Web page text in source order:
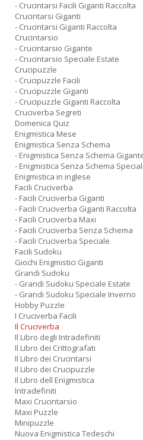
- Crucintarsi Facili Giganti Raccolta
Crucintarsi Giganti
- Crucintarsi Giganti Raccolta
Crucintarsio
- Crucintarsio Gigante
- Crucintarsio Speciale Estate
Crucipuzzle
- Crucipuzzle Facili
- Crucipuzzle Giganti
- Crucipuzzle Giganti Raccolta
Cruciverba Segreti
Domenica Quiz
Enigmistica Mese
Enigmistica Senza Schema
- Enigmistica Senza Schema
- Enigmistica Senza Schema
Enigmistica in inglese
Facili Cruciverba
- Facili Cruciverba Giganti
- Facili Cruciverba Giganti Raccolta
- Facili Cruciverba Maxi
- Facili Cruciverba Senza Schema
- Facili Cruciverba Speciale
Facili Sudoku
Giochi Enigmistici Giganti
Grandi Sudoku
- Grandi Sudoku Speciale Estate
- Grandi Sudoku Speciale Inverno
Hobby Puzzle
I Cruciverba Facili
Il Cruciverba
Il Libro degli Intradefiniti
Il Libro dei Crittografati
Il Libro dei Crucintarsi
Il Libro dei Crucipuzzle
Il Libro dell Enigmistica
Intradefiniti
Maxi Crucintarsio
Maxi Puzzle
Minipuzzle
Nuova Enigmistica Tedeschi